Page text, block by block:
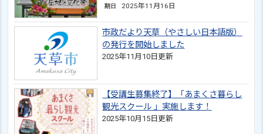
期日 2025年11月16日
市政だより天草（やさしい日本語版）
の発行を開始しました
2025年11月10日更新
【受講生募集終了】「あまくさ暮らし
観光スクール 」実施します！
2025年10月15日更新